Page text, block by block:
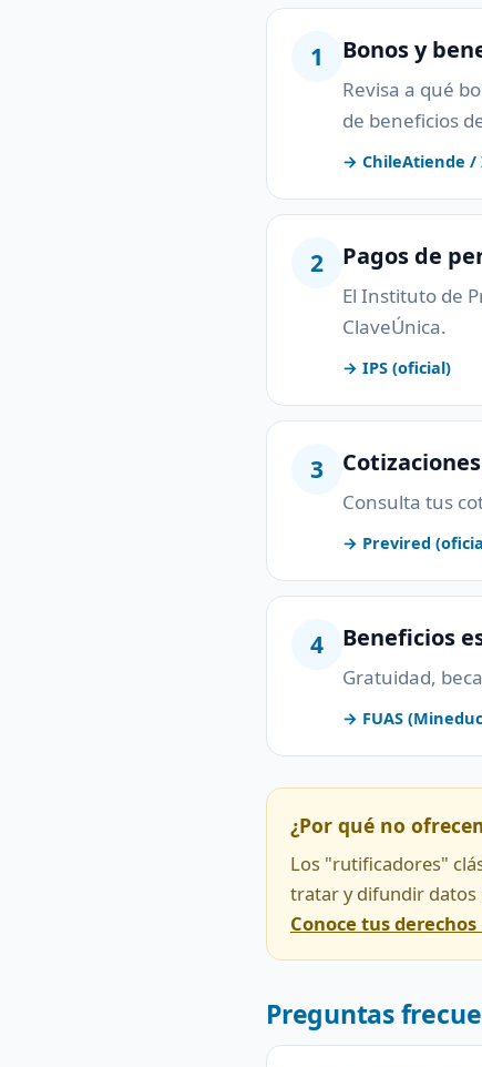
1 Bonos y
Revisa a qué
de beneficios
→ ChileAtiende /
2 Pagos de
El Instituto de
ClaveÚnica.
→ IPS (oficial)
3
Consulta tus
→ Previred
4 Beneficios
Gratuidad,
→ FUAS
¿Por qué no
Los "rutificadores"
tratar y difundir datos
Conoce tus
Preguntas